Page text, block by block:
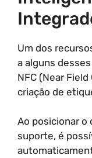
Um dos
a alguns
NFC (Near
criação de
Ao posicionar o
suporte, é